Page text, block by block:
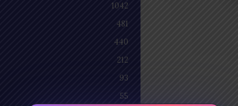
1042
481
440
212
93
55